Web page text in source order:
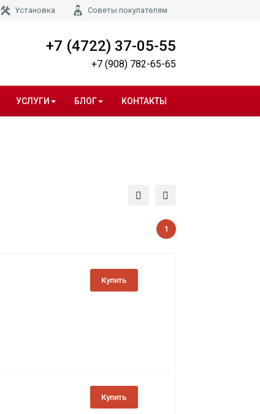
Установка Советы покупателям
+7 (4722) 37-05-55
+7 (908) 782-65-65
КОНТАКТЫ
БЛОГ
УСЛУГИ
1
Купить
Купить